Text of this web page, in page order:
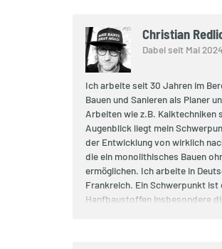
Christian
Dabei seit Mai
Ich arbeite seit 30 Jahren im
Bauen und Sanieren als Planer
Arbeiten wie z.B. Kalktechniken
Augenblick liegt mein
der Entwicklung von wirklich
die ein monolithisches Bauen
ermöglichen. Ich arbeite in
Frankreich. Ein Schwerpunkt ist
Hanfbaustoffen insbesondere